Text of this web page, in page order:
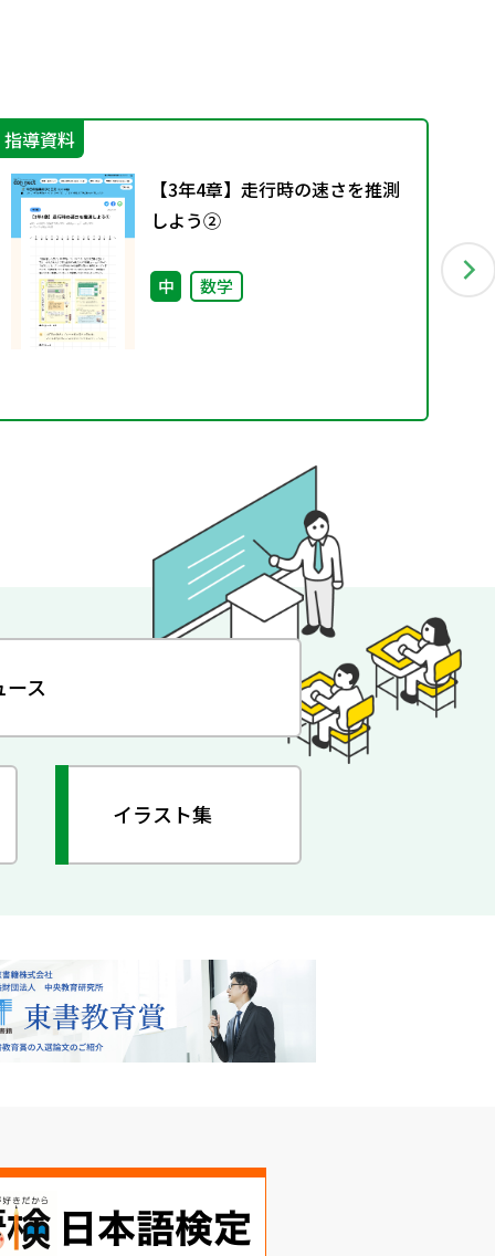
指導資料
【3年4章】走行時の速さを推測
しよう②
中 数学
ース
イラスト集